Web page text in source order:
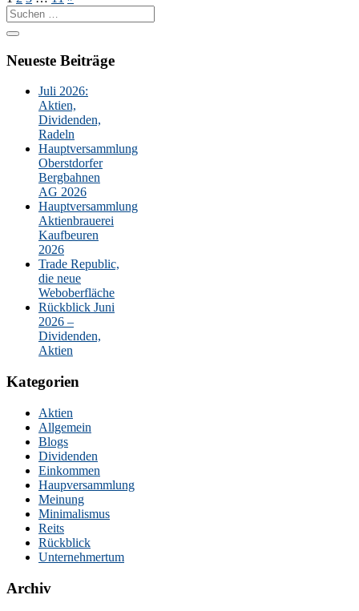
Suche
nach:
Neueste Beiträge
Juli 2026:
Aktien,
Dividenden,
Radeln
Hauptversammlung
Oberstdorfer
Bergbahnen
AG 2026
Hauptversammlung
Aktienbrauerei
Kaufbeuren
2026
Trade Republic,
die neue
Weboberfläche
Rückblick Juni
2026 –
Dividenden,
Aktien
Kategorien
Aktien
Allgemein
Blogs
Dividenden
Einkommen
Haupversammlung
Meinung
Minimalismus
Reits
Rückblick
Unternehmertum
Archiv